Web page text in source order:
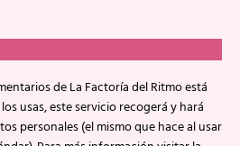
de La Factoría del Ritmo está
usas, este servicio recogerá y hará
personales (el mismo que hace al usar